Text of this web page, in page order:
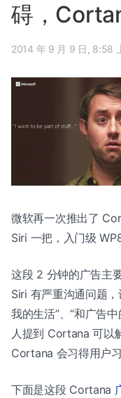
碍，
2014 年 9 月 9
微软再一次推出了
Siri 一把，入门级
这段 2 分钟的广告主
Siri 有严重沟通问题
我的生活”、“和广告
人提到 Cortana 可以
Cortana 会习得用户习
下面是这段 Cortana